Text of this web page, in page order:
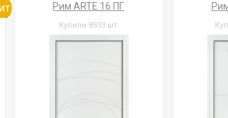
Рим ARTE 16 ПГ
Купили 8593 шт.